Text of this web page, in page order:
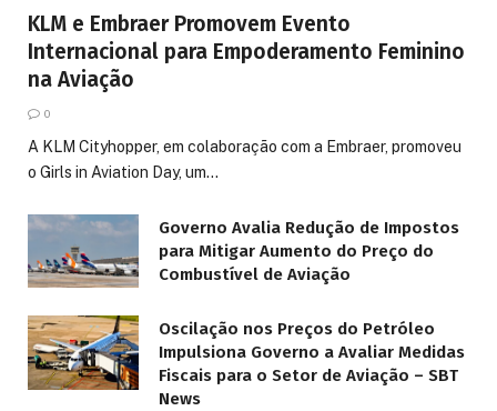
KLM e Embraer Promovem Evento
Internacional para Empoderamento Feminino
na Aviação
0
A KLM Cityhopper, em colaboração com a Embraer, promoveu
o Girls in Aviation Day, um…
Governo Avalia Redução de Impostos
para Mitigar Aumento do Preço do
Combustível de Aviação
Oscilação nos Preços do Petróleo
Impulsiona Governo a Avaliar Medidas
Fiscais para o Setor de Aviação – SBT
News